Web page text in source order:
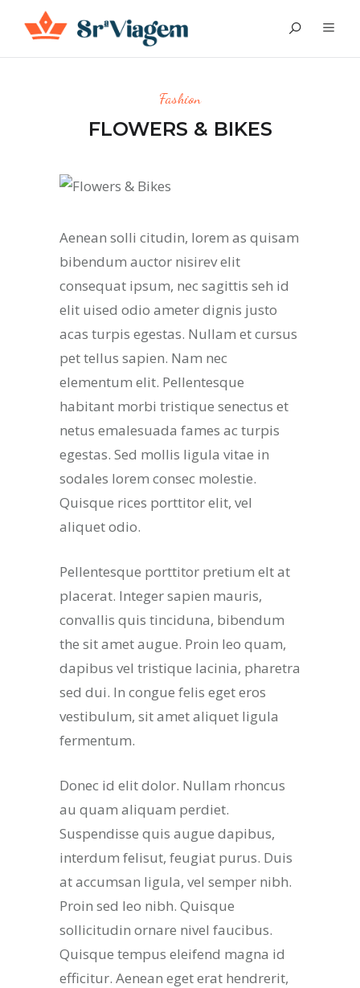
Fashion
FLOWERS & BIKES
Aenean solli citudin, lorem as quisam
bibendum auctor nisirev elit
consequat ipsum, nec sagittis seh id
elit uised odio ameter dignis justo
acas turpis egestas. Nullam et cursus
pet tellus sapien. Nam nec
elementum elit. Pellentesque
habitant morbi tristique senectus et
netus emalesuada fames ac turpis
egestas. Sed mollis ligula vitae in
sodales lorem consec molestie.
Quisque rices porttitor elit, vel
aliquet odio.
Pellentesque porttitor pretium elt at
placerat. Integer sapien mauris,
convallis quis tinciduna, bibendum
the sit amet augue. Proin leo quam,
dapibus vel tristique lacinia, pharetra
sed dui. In congue felis eget eros
vestibulum, sit amet aliquet ligula
fermentum.
Donec id elit dolor. Nullam rhoncus
au quam aliquam perdiet.
Suspendisse quis augue dapibus,
interdum felisut, feugiat purus. Duis
at accumsan ligula, vel semper nibh.
Proin sed leo nibh. Quisque
sollicitudin ornare nivel faucibus.
Quisque tempus eleifend magna id
efficitur. Aenean eget erat hendrerit,